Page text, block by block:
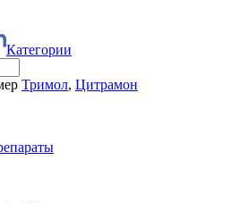
Категории
Тримол, Цитрамон